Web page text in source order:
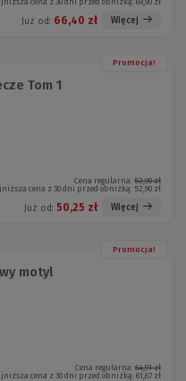
cena z 30 dni przed obniżką:69,90 zł
Już od: 66,40 zł Więcej
Promocja!
Tom 1
Cena regularna: 52,90 zł
cena z 30 dni przed obniżką: 52,90 zł
Już od: 50,25 zł Więcej
Promocja!
motyl
Cena regularna: 64,91 zł
cena z 30 dni przed obniżką:61,67 zł